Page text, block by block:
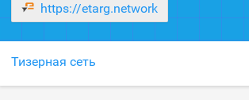
https://etarg.network
Тизерная сеть